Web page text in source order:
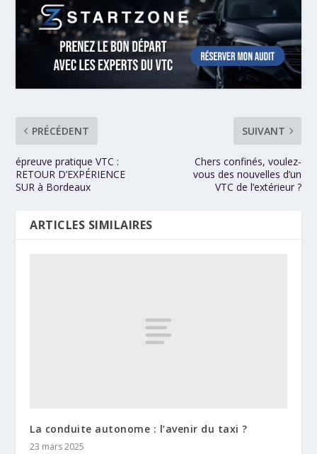
PRÉCÉDENT
épreuve pratique VTC :
RETOUR D’EXPÉRIENCE
SUR à Bordeaux
SUIVANT
Chers confinés, voulez-
vous des nouvelles d’un
VTC de l’extérieur ?
ARTICLES SIMILAIRES
La conduite autonome : l’avenir du taxi ?
23 mars 2025